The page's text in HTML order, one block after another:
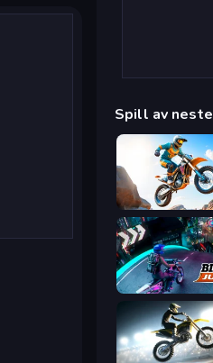
Spill av neste
Trial Mania
Bike Jump